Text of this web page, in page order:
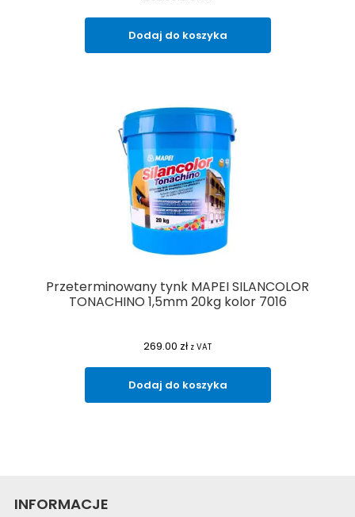
Dodaj do koszyka
Przeterminowany tynk MAPEI SILANCOLOR
TONACHINO 1,5mm 20kg kolor 7016
269.00 zł z VAT
Dodaj do koszyka
INFORMACJE